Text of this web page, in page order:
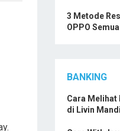
3 Metode
OPPO
BANKING
Cara Melihat
di Livin